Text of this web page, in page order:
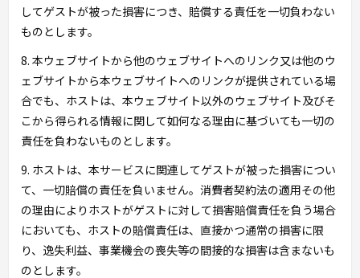
してゲストが被った損害につき、賠償する責任を一切負わない
ものとします。
8. 本ウェブサイトから他のウェブサイトへのリンク又は他のウ
ェブサイトから本ウェブサイトへのリンクが提供されている場
合でも、ホストは、本ウェブサイト以外のウェブサイト及びそ
こから得られる情報に関して如何なる理由に基づいても一切の
責任を負わないものとします。
9. ホストは、本サービスに関連してゲストが被った損害につい
て、一切賠償の責任を負いません。消費者契約法の適用その他
の理由によりホストがゲストに対して損害賠償責任を負う場合
においても、ホストの賠償責任は、直接かつ通常の損害に限
り、逸失利益、事業機会の喪失等の間接的な損害は含まないも
のとします。